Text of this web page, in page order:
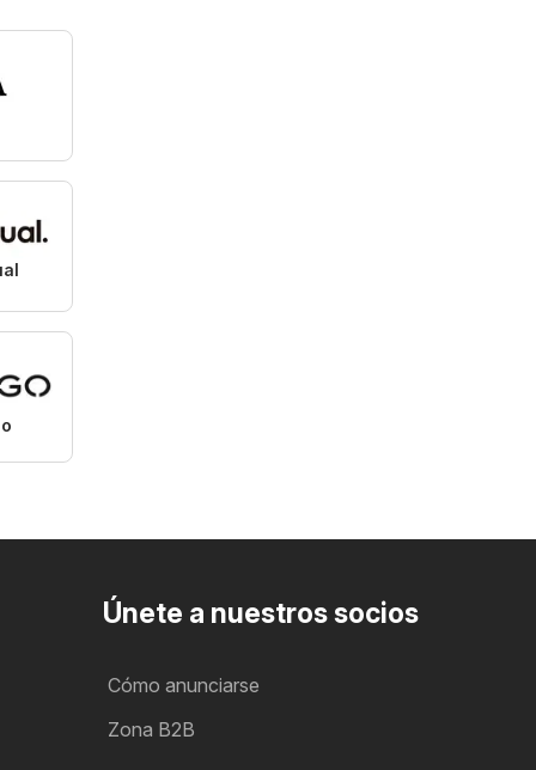
Únete a nuestros socios
Cómo anunciarse
Zona B2B